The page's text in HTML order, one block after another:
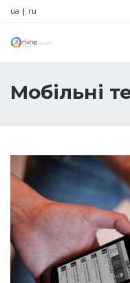
ua | ru
Мобільні